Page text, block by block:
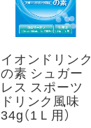
イオンドリンク
の素 シュガー
レス スポーツ
ドリンク風味
34g（1Ｌ用）